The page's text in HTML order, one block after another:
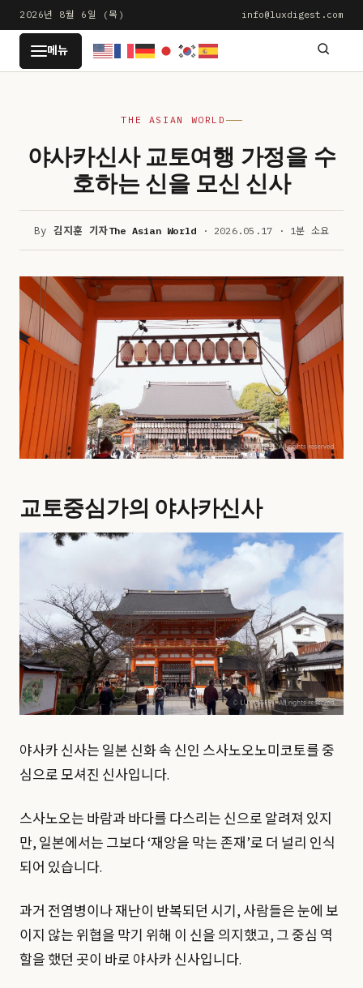
문
로
2026년 8월 6일 (목) info@luxdigest.com
LUXDIGEST
메뉴
THE ASIAN WORLD
야사카신사 교토여행 가정을 수
호하는 신을 모신 신사
By 김지훈 기자The Asian World · 2026.05.17 · 1분 소요
교토중심가의 야사카신사
야사카 신사는 일본 신화 속 신인 스사노오노미코토를 중
심으로 모셔진 신사입니다.
스사노오는 바람과 바다를 다스리는 신으로 알려져 있지
만, 일본에서는 그보다 ‘재앙을 막는 존재’로 더 널리 인식
되어 있습니다.
과거 전염병이나 재난이 반복되던 시기, 사람들은 눈에 보
이지 않는 위협을 막기 위해 이 신을 의지했고, 그 중심 역
할을 했던 곳이 바로 야사카 신사입니다.